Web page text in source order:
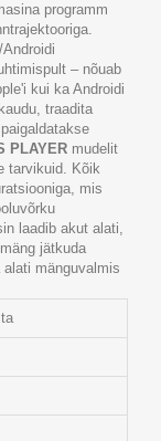
programm
– nõuab
kui ka Androidi
traadita
PLAYER mudelit
tarvikuid. Kõik
mis
laadib akut alati,
jätkuda
mänguvalmis